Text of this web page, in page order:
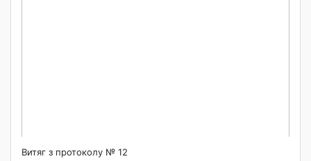
Витяг з протоколу № 12